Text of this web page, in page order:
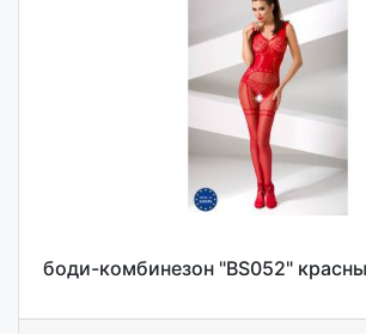
боди-комбинезон "BS052"